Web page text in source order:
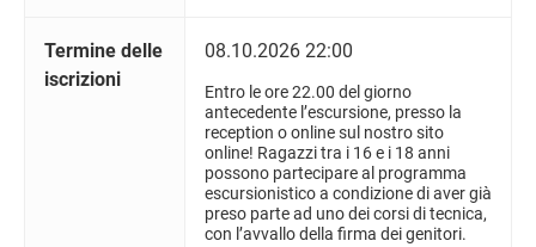
Termine delle
iscrizioni
08.10.2026 22:00
Entro le ore 22.00 del giorno
antecedente l’escursione, presso la
reception o online sul nostro sito
online! Ragazzi tra i 16 e i 18 anni
possono partecipare al programma
escursionistico a condizione di aver già
preso parte ad uno dei corsi di tecnica,
con l’avvallo della firma dei genitori.